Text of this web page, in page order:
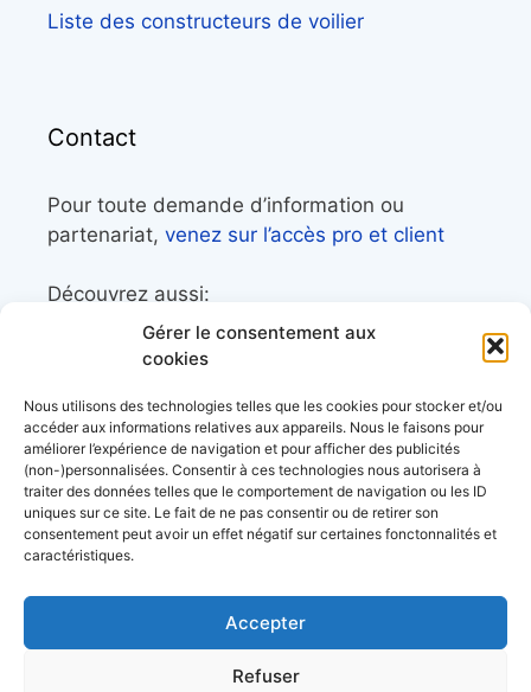
Gérer le consentement aux
cookies
Nous utilisons des technologies telles que les cookies pour stocker et/ou
accéder aux informations relatives aux appareils. Nous le faisons pour
améliorer l’expérience de navigation et pour afficher des publicités
(non-)personnalisées. Consentir à ces technologies nous autorisera à
traiter des données telles que le comportement de navigation ou les ID
uniques sur ce site. Le fait de ne pas consentir ou de retirer son
consentement peut avoir un effet négatif sur certaines fonctonnalités et
caractéristiques.
Accepter
Refuser
Liste des constructeurs de voilier
Contact
Pour toute demande d’information ou
partenariat, venez sur l’accès pro et client
Découvrez aussi:
Côtes&Mers, le magazine du littoral et sa
Mers&Montagnes, Equipement outdoor pour
le trek et le raid nautique
BoatingAds, le site d’annonces bateaux
européen
Stock images byDepositphotos
Envie de bons plans?